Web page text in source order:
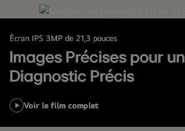
Écran IPS 3MP de 21,3 pouces
Images Précises pour un
Diagnostic Précis
Voir le film complet